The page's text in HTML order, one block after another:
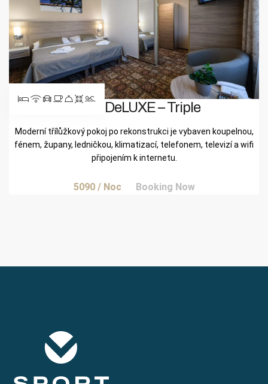
Pokoj DeLUXE – Triple
Moderní třílůžkový pokoj po rekonstrukci je vybaven koupelnou,
fénem, župany, ledničkou, klimatizací, telefonem, televizí a wifi
připojením k internetu.
5090 / Noc Booking Now